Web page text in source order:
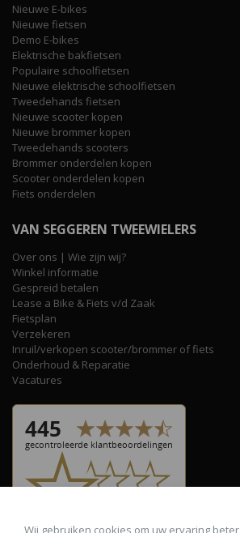
Nieuwe E-bikes
Nieuwe fietsen
Demo E-bikes
Elektrische bakfietsen
Populaire schoolfietsen
Nieuwe elektrische schoolfietsen
Tweedehands fietsen
Nieuwe scooter kopen
Nieuwe brommer kopen
Tweedehands scooters
Brommer onderdelen kopen
Scooter onderdelen kopen
Fiets onderdelen
VAN SEGGEREN TWEEWIELERS
Over ons | Wie zijn wij?
Winkel informatie
Gespreid betalen
Lease a Bike & Fiets v/d Zaak
Fietsplan
Verzekeren
Inruil/verkopen scooter/brommer of fiets
Onderhoud & Reparatie
Vacatures
Wij gebruiken cookies om uw ervaring beter